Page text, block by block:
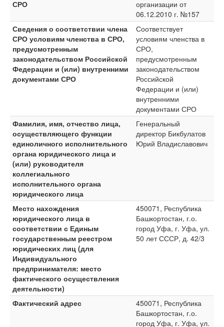
СРО
организации от
06.12.2010 г. №157
Сведения о соответствии члена
СРО условиям членства в СРО,
предусмотренным
законодательством Российской
Федерации и (или) внутренними
документами СРО
Соответствует
условиям членства в
СРО,
предусмотренным
законодательством
Российской
Федерации и (или)
внутренними
документами СРО
Фамилия, имя, отчество лица,
осуществляющего функции
единоличного исполнительного
органа юридического лица и
(или) руководителя
коллегиального
исполнительного органа
юридического лица
Генеральный
директор Бикбулатов
Юрий Владиславович
Место нахождения
юридического лица в
соответствии с Единым
государственным реестром
юридических лиц (для
Индивидуального
предпринимателя: место
фактического осуществления
деятельности)
450071, Республика
Башкортостан, г.о.
город Уфа, г. Уфа, ул.
50 лет СССР, д. 42/3
Фактический адрес
450071, Республика
Башкортостан, г.о.
город Уфа, г. Уфа, ул.